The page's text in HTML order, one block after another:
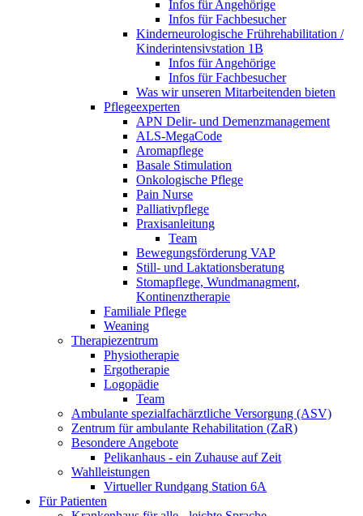
Infos für Angehörige
Infos für Fachbesucher
Kinderneurologische Frührehabilitation /
Kinderintensivstation 1B
Infos für Angehörige
Infos für Fachbesucher
Was wir unseren Mitarbeitenden bieten
Pflegeexperten
APN Delir- und Demenzmanagement
ALS-MegaCode
Aromapflege
Basale Stimulation
Onkologische Pflege
Pain Nurse
Palliativpflege
Praxisanleitung
Team
Bewegungsförderung VAP
Still- und Laktationsberatung
Stomapflege, Wundmanagment,
Kontinenztherapie
Familiale Pflege
Weaning
Therapiezentrum
Physiotherapie
Ergotherapie
Logopädie
Team
Ambulante spezialfachärztliche Versorgung (ASV)
Zentrum für ambulante Rehabilitation (ZaR)
Besondere Angebote
Pelikanhaus - ein Zuhause auf Zeit
Wahlleistungen
Virtueller Rundgang Station 6A
Für Patienten